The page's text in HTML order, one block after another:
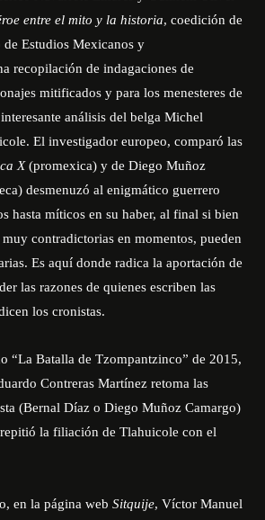
entre el mito y la historia, coedición de
Estudios Mexicanos y
recopilación de indagaciones de
mitificados y para los menesteres de
análisis del belga Michel
El investigador europeo, comparó las
X(promexica) y de Diego Muñoz
desmenuzó al enigmático guerrero
hasta míticos en su haber, al final si bien
contradictorias en momentos, pueden
Es aquí donde radica la aportación de
las razones de quienes escriben las
los cronistas.
“La Batalla de Tzompantzinco” de 2015,
Contreras Martínez retoma las
(Bernal Díaz o Diego Muñoz Camargo)
la filiación de Tlahuicole con el
en la página web Sitquije, Víctor Manuel